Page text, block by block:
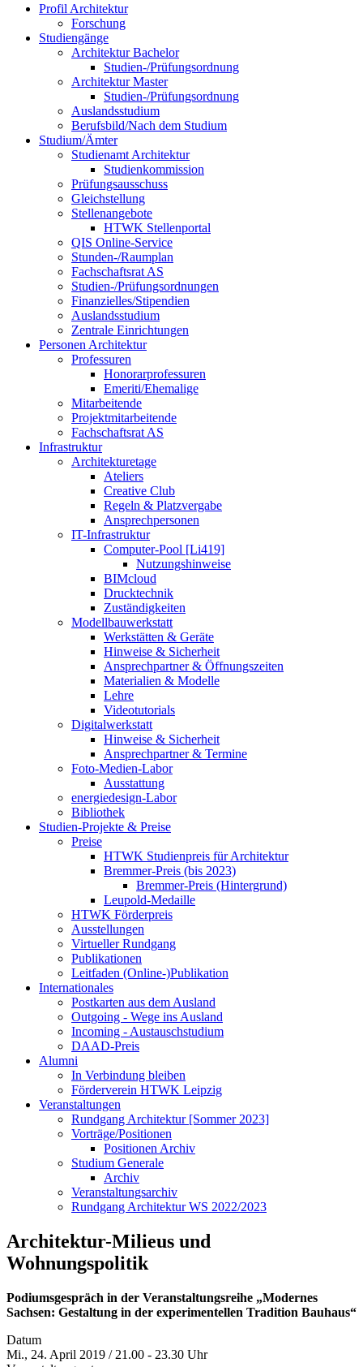
Profil Architektur
Forschung
Studiengänge
Architektur Bachelor
Studien-/Prüfungsordnung
Architektur Master
Studien-/Prüfungsordnung
Auslandsstudium
Berufsbild/Nach dem Studium
Studium/Ämter
Studienamt Architektur
Studienkommission
Prüfungsausschuss
Gleichstellung
Stellenangebote
HTWK Stellenportal
QIS Online-Service
Stunden-/Raumplan
Fachschaftsrat AS
Studien-/Prüfungsordnungen
Finanzielles/Stipendien
Auslandsstudium
Zentrale Einrichtungen
Personen Architektur
Professuren
Honorarprofessuren
Emeriti/Ehemalige
Mitarbeitende
Projektmitarbeitende
Fachschaftsrat AS
Infrastruktur
Architekturetage
Ateliers
Creative Club
Regeln & Platzvergabe
Ansprechpersonen
IT-Infrastruktur
Computer-Pool [Li419]
Nutzungshinweise
BIMcloud
Drucktechnik
Zuständigkeiten
Modellbauwerkstatt
Werkstätten & Geräte
Hinweise & Sicherheit
Ansprechpartner & Öffnungszeiten
Materialien & Modelle
Lehre
Videotutorials
Digitalwerkstatt
Hinweise & Sicherheit
Ansprechpartner & Termine
Foto-Medien-Labor
Ausstattung
energiedesign-Labor
Bibliothek
Studien-Projekte & Preise
Preise
HTWK Studienpreis für Architektur
Bremmer-Preis (bis 2023)
Bremmer-Preis (Hintergrund)
Leupold-Medaille
HTWK Förderpreis
Ausstellungen
Virtueller Rundgang
Publikationen
Leitfaden (Online-)Publikation
Internationales
Postkarten aus dem Ausland
Outgoing - Wege ins Ausland
Incoming - Austauschstudium
DAAD-Preis
Alumni
In Verbindung bleiben
Förderverein HTWK Leipzig
Veranstaltungen
Rundgang Architektur [Sommer 2023]
Vorträge/Positionen
Positionen Archiv
Studium Generale
Archiv
Veranstaltungsarchiv
Rundgang Architektur WS 2022/2023
Architektur-Milieus und
Wohnungspolitik
Podiumsgespräch in der Veranstaltungsreihe „Modernes
Sachsen: Gestaltung in der experimentellen Tradition Bauhaus“
Datum
Mi., 24. April 2019 / 21.00 - 23.30 Uhr